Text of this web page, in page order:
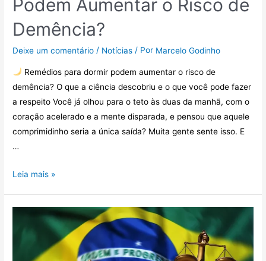
Podem Aumentar o Risco de
Demência?
Deixe um comentário / Notícias / Por Marcelo Godinho
Remédios para dormir podem aumentar o risco de
demência? O que a ciência descobriu e o que você pode fazer
a respeito Você já olhou para o teto às duas da manhã, com o
coração acelerado e a mente disparada, e pensou que aquele
comprimidinho seria a única saída? Muita gente sente isso. E
…
Leia mais »